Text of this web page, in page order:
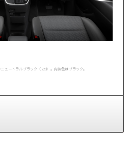
ュートラルブラック〈229〉。内装色はブラック。